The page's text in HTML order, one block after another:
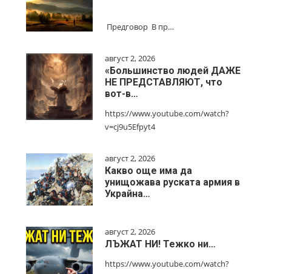
Предговор В пр…
август 2, 2026
«Большинство людей ДАЖЕ
НЕ ПРЕДСТАВЛЯЮТ, что
вот-в…
https://www.youtube.com/watch?
v=cj9u5Efpyt4
август 2, 2026
Какво още има да
унищожава руската армия в
Украйна…
август 2, 2026
ЛЪЖАТ НИ! Тежко ни…
https://www.youtube.com/watch?